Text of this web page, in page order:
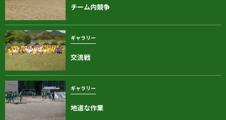
チーム内競争
ギャラリー
交流戦
ギャラリー
地道な作業